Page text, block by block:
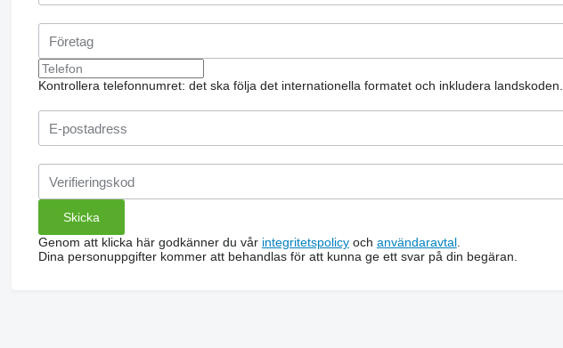
Kontrollera telefonnumret: det ska följa det internationella formatet och inkludera landskoden.
Genom att klicka här godkänner du vår integritetspolicyoch användaravtal.
Dina personuppgifter kommer att behandlas för att kunna ge ett svar på din begäran.